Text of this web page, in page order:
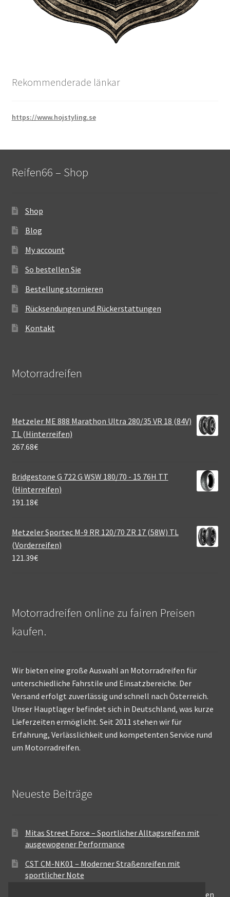
Rekommenderade länkar
https://www.hojstyling.se
Reifen66 – Shop
Shop
Blog
My account
So bestellen Sie
Bestellung stornieren
Rücksendungen und Rückerstattungen
Kontakt
Motorradreifen
Metzeler ME 888 Marathon Ultra 280/35 VR 18 (84V)
TL (Hinterreifen)
267.68€
Bridgestone G 722 G WSW 180/70 - 15 76H TT
(Hinterreifen)
191.18€
Metzeler Sportec M-9 RR 120/70 ZR 17 (58W) TL
(Vorderreifen)
121.39€
Motorradreifen online zu fairen Preisen
kaufen.
Wir bieten eine große Auswahl an Motorradreifen für
unterschiedliche Fahrstile und Einsatzbereiche. Der
Versand erfolgt zuverlässig und schnell nach Österreich.
Unser Hauptlager befindet sich in Deutschland, was kurze
Lieferzeiten ermöglicht. Seit 2011 stehen wir für
Erfahrung, Verlässlichkeit und kompetenten Service rund
um Motorradreifen.
Neueste Beiträge
Mitas Street Force – Sportlicher Alltagsreifen mit
ausgewogener Performance
CST CM-NK01 – Moderner Straßenreifen mit
sportlicher Note
Maxxis MA-ST3 – Ausgewogener Sport-Touring-Reifen